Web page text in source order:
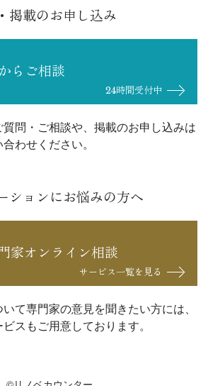
掲載のお申し込み
らご相談
24時間受付中
問・ご相談や、掲載のお申し込みは
わせください。
ションにお悩みの方へ
家オンライン相談
サービス一覧を見る
て専門家の意見を聞きたい方には、
スもご用意しております。